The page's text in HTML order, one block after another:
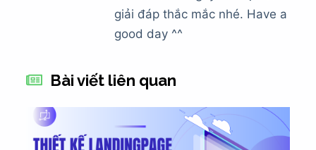
giải đáp thắc mắc nhé. Have a
good day ^^
Bài viết liên quan